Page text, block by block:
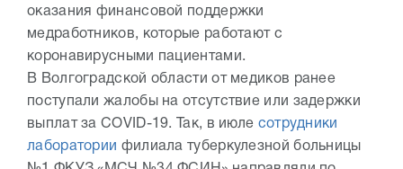
оказания финансовой поддержки
медработников, которые работают с
коронавирусными пациентами.
В Волгоградской области от медиков ранее
поступали жалобы на отсутствие или задержки
выплат за COVID-19. Так, в июле сотрудники
лаборатории филиала туберкулезной больницы